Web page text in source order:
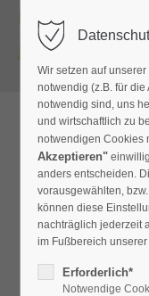
Zurück
zur
Akustik-Vlies
Akustisch
Innenauskleidung
Akustik-Bilder oder
Wir setzen auf
notwendig (z.B. für
notwendig sind, uns
und wirtschaftlich zu
notwendigen Cookies
Akzeptieren"
anders entscheiden.
vorausgewählten,
können diese
nachträglich jederzeit
im Fußbereich
Erforderlich*
Notwendige